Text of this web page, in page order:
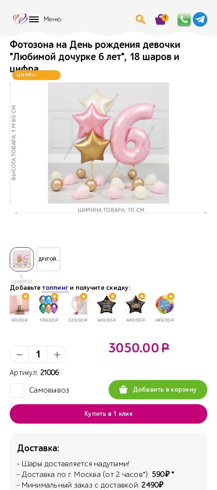
Меню 1
Фотозона на День рождения девочки
"Любимой дочурке 6 лет", 18 шаров и
цифра
ЦИФРЫ
ВЫСОТА ТОВАРА: 1 М 80 СМ
ШИРИНА ТОВАРА: 70 СМ
С
ЦИФРОЙ
6
ДРУГОЙ..
Добавьтетоппинг и получите скидку:
99.00Р 199.00Р 229.00Р 449.00Р 449.00Р 449.00Р
Артикул: 21006
Самовывоз
3050.00Р
Добавить в корзину
Купить в 1 клик
Доставка:
- Шары доставляется надутыми!
- Доставка по г. Москва (от 2 часов*): 590₽ *
- Минимальный заказ с доставкой:2490₽